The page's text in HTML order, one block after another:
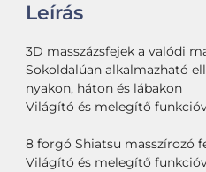
Leírás
3D masszázsfejek a valódi
Sokoldalúan alkalmazható
nyakon, háton és lábakon
Világító és melegítő
8 forgó Shiatsu masszírozó
Világító és melegítő